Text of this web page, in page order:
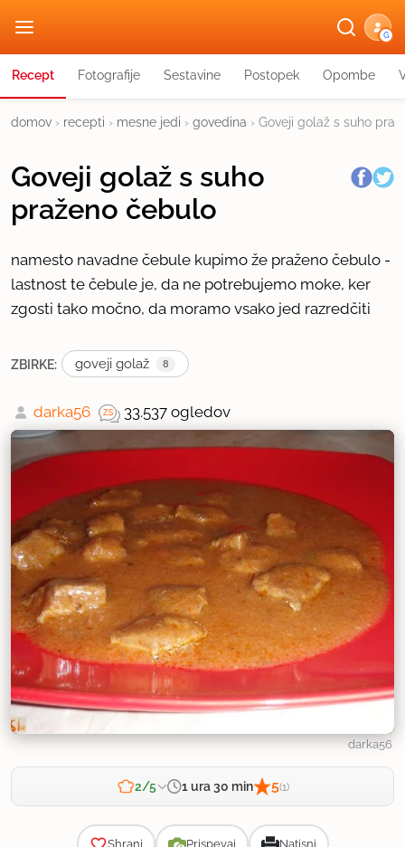
G
Recept Fotografije Sestavine Postopek Opombe
domov › recepti › mesne jedi › govedina › Goveji golaž s suho
Goveji golaž s suho
praženo čebulo
namesto navadne čebule kupimo že praženo čebulo -
lastnost te čebule je, da ne potrebujemo moke, ker
zgosti tako močno, da moramo vsako jed razredčiti
ZBIRKE: goveji golaž 8
darka56 33.537 ogledov
darka56
2/5 1 ura 30 min 5(1)
Shrani Prispevaj Natisni